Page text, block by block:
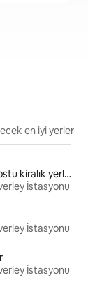
en iyi yerler
Evcil hayvan dostu kiralık yerler
İstasyonu
İstasyonu
İstasyonu